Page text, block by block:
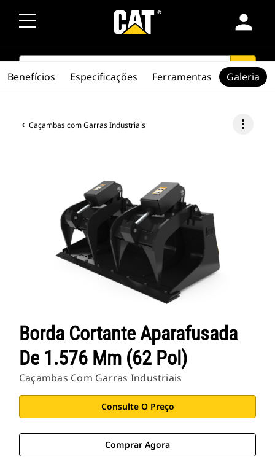
person
SEARCH search
Caçambas com Garras Industriais more_vert
Borda Cortante Aparafusada
De 1.576 Mm (62 Pol)
Caçambas Com Garras Industriais
Consulte O Preço
Comprar Agora
Benefícios Especificações Ferramentas Galeria